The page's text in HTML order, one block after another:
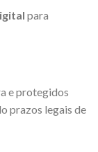
para
e protegidos
prazos legais de